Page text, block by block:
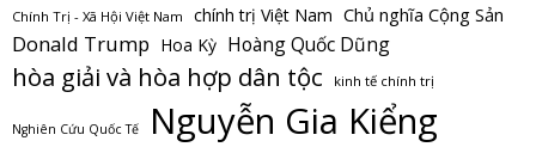
Chính Trị - Xã Hội Việt Nam chính trị Việt Nam Chủ nghĩa Cộng Sản
Donald Trump Hoa Kỳ Hoàng Quốc Dũng
hòa giải và hòa hợp dân tộc kinh tế chính trị
Nghiên Cứu Quốc Tế Nguyễn Gia Kiểng